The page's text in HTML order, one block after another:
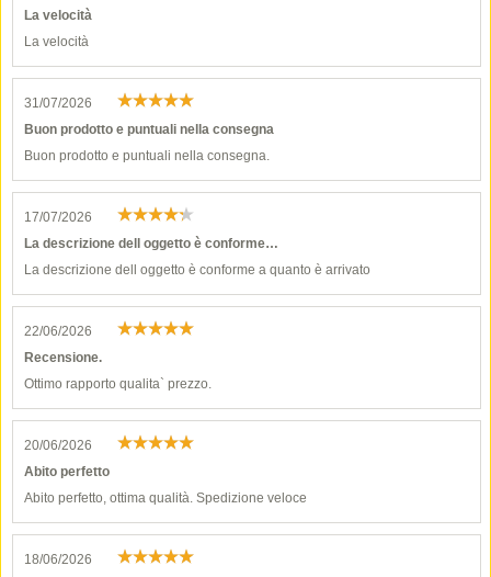
La velocità
La velocità
31/07/2026
Buon prodotto e puntuali nella consegna
Buon prodotto e puntuali nella consegna.
17/07/2026
La descrizione dell oggetto è conforme…
La descrizione dell oggetto è conforme a quanto è arrivato
22/06/2026
Recensione.
Ottimo rapporto qualita` prezzo.
20/06/2026
Abito perfetto
Abito perfetto, ottima qualità. Spedizione veloce
18/06/2026